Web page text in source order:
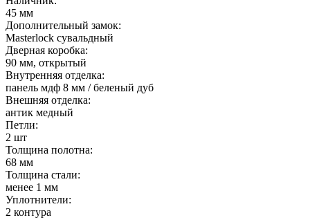
45 мм
Дополнительный замок:
Masterlock сувальдный
Дверная коробка:
90 мм, открытый
Внутренняя отделка:
панель мдф 8 мм / беленый дуб
Внешняя отделка:
антик медный
Петли:
2 шт
Толщина полотна:
68 мм
Толщина стали:
менее 1 мм
Уплотнители:
2 контура